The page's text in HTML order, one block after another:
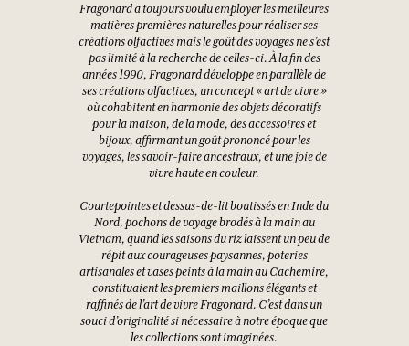
Fragonard a toujours voulu employer les meilleures
matières premières naturelles pour réaliser ses
créations olfactives mais le goût des voyages ne s’est
pas limité à la recherche de celles-ci. À la fin des
années 1990, Fragonard développe en parallèle de
ses créations olfactives, un concept « art de vivre »
où cohabitent en harmonie des objets décoratifs
pour la maison, de la mode, des accessoires et
bijoux, affirmant un goût prononcé pour les
voyages, les savoir-faire ancestraux, et une joie de
vivre haute en couleur.
Courtepointes et dessus-de-lit boutissés en Inde du
Nord, pochons de voyage brodés à la main au
Vietnam, quand les saisons du riz laissent un peu de
répit aux courageuses paysannes, poteries
artisanales et vases peints à la main au Cachemire,
constituaient les premiers maillons élégants et
raffinés de l’art de vivre Fragonard. C’est dans un
souci d’originalité si nécessaire à notre époque que
les collections sont imaginées.